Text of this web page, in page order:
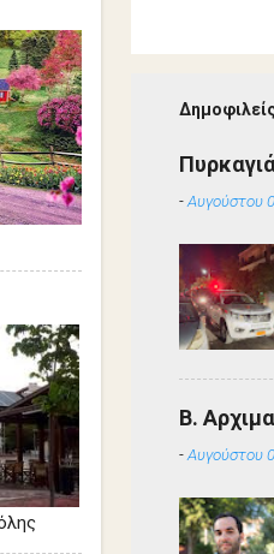
-Αυγούστου
Β.
-Αυγούστου